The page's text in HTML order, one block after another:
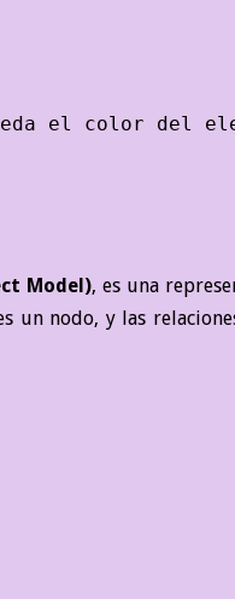
el color del
Model), es una
un nodo, y las